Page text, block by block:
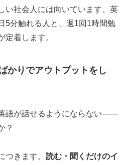
い社会人には向いています。英
5分触れる人と、週1回1時間勉
定着します。
かりでアウトプットをし
語が話せるようにならない——
？
つきます。 読む・聞くだけのイ